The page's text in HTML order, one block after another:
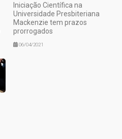
Iniciação Científica na
Universidade Presbiteriana
Mackenzie tem prazos
prorrogados
06/04/2021